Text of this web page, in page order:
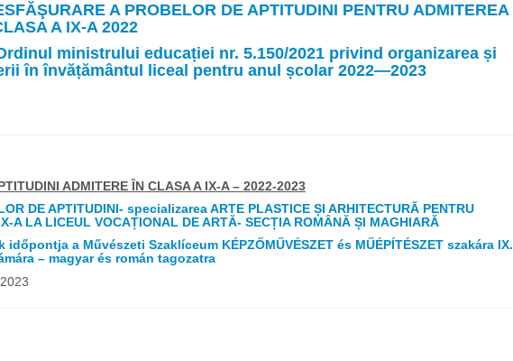
A PROBELOR DE APTITUDINI PENTRU ADMITEREA
A IX-A 2022
ministrului educației nr. 5.150/2021 privind organizarea și
în învățământul liceal pentru anul școlar 2022—2023
ADMITERE ÎN CLASA A IX-A – 2022-2023
DE APTITUDINI- specializarea ARTE PLASTICE ȘI ARHITECTURĂ PENTRU
A LA LICEUL VOCAȚIONAL DE ARTĂ- SECȚIA ROMÂNĂ ȘI MAGHIARĂ
a Művészeti Szaklíceum KÉPZŐMŰVÉSZET és MŰÉPÍTÉSZET szakára IX.
– magyar és román tagozatra